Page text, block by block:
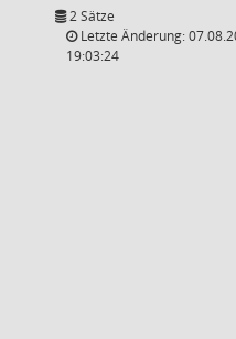
2 Sätze
Letzte Änderung:
19:03:24